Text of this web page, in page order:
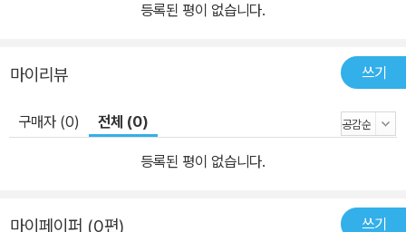
등록된 평이 없습니다.
마이리뷰 쓰기
구매자 (0) 전체 (0)
등록된 평이 없습니다.
마이페이퍼 (0편) 쓰기